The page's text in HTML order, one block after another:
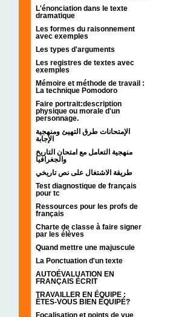
L'énonciation dans le texte
dramatique
Les formes du raisonnement
avec exemples
Les types d'arguments
Les registres de textes avec
exemples
Mémoire et méthode de travail :
La technique Pomodoro
Faire portrait:description
physique ou morale d'un
personnage.
الإمتحانات طرق التهيئ ومنهجية
الإجابة
منهجية التعامل مع امتحان التاريخ
والجغرافيا
طريقة الاشتغال على نص تاريخي
Test diagnostique de français
pour tc
Ressources pour les profs de
français
Charte de classe à faire signer
par les élèves
Quand mettre une majuscule
La Ponctuation d'un texte
AUTOÉVALUATION EN
FRANÇAIS ÉCRIT
TRAVAILLER EN ÉQUIPE :
ÊTES-VOUS BIEN ÉQUIPÉ?
Focalisation et points de vue